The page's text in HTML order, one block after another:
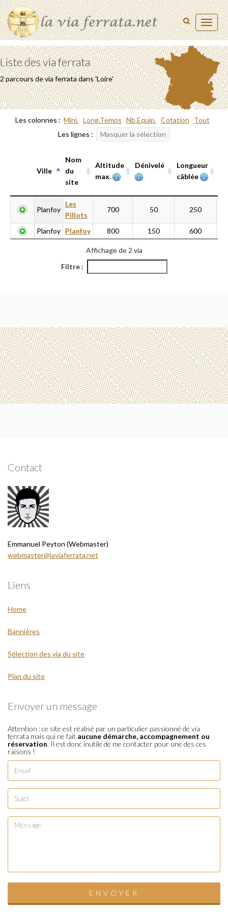
Toggle
Liste des via ferrata
2 parcours de via ferrata dans 'Loire'
Les colonnes : Mini. Long.Temps Nb.Equip. Cotation
Tout
Les lignes :
Masquer la sélection
Ville
Nom
du
site
Altitude
max.
Dénivelé
Longueur
câblée
Nom
du
site
max.
câblée
Planfoy
Les
Pillots
700 50 250
Planfoy Planfoy 800 150 600
Affichage de 2 via
Filtre :
Contact
Emmanuel Peyton (Webmaster)
webmaster@laviaferrata.net
Liens
Home
Bannières
Sélection des via du site
Plan du site
Envoyer un message
Attention : ce site est réalisé par un particulier passionné de via
ferrata mais qui ne fait aucune démarche, accompagnement ou
réservation. Il est donc inutile de me contacter pour une des ces
raisons !